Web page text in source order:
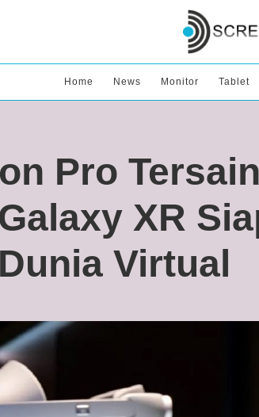
Home News Monitor Tablet
Pro
XR
Virtual